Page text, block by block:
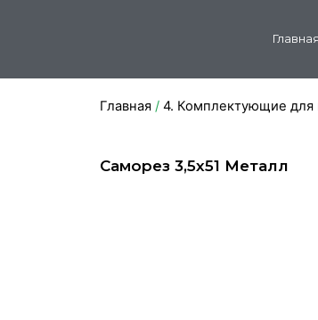
Главная
Главная / 4. Комплектующие для
Саморез 3,5х51 Металл